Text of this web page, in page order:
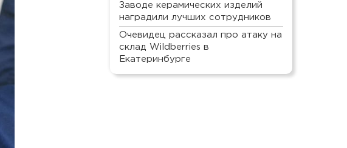
Заводе керамических изделий
наградили лучших сотрудников
Очевидец рассказал про атаку на
склад Wildberries в
Екатеринбурге